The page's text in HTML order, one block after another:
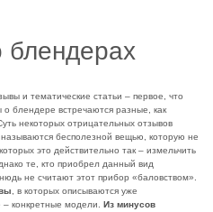
и тематические статьи – первое, что
о блендере встречаются разные, как
некоторых отрицательных отзывов
бесполезной вещью, которую не
это действительно так – измельчить
те, кто приобрел данный вид
не считают этот прибор «баловством».
, в которых описываются уже
конкретные модели. Из минусов